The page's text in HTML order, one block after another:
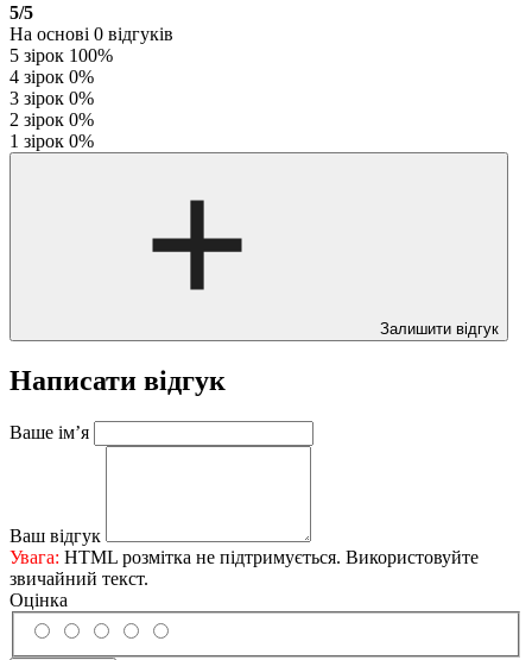
5/5
На основі 0 відгуків
5 зірок 100%
4 зірок 0%
3 зірок 0%
2 зірок 0%
1 зірок 0%
Залишити відгук
Написати відгук
Ваше ім’я
Ваш відгук
Увага: HTML розмітка не підтримується. Використовуйте
звичайний текст.
Оцінка